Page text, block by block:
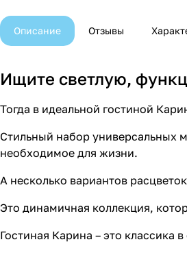
Описание Отзывы
Ищите светлую,
Тогда в идеальной гостиной
Стильный набор универсальных
необходимое для жизни.
А несколько вариантов
Это динамичная коллекция,
Гостиная Карина – это классика